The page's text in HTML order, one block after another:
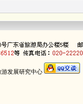
发展研究中心